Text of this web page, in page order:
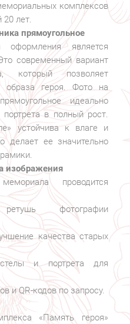
комплексов
20 лет.
прямоугольное
оформления является
современный вариант
который позволяет
образа героя. Фото на
идеально
в полный рост.
устойчива к влаге и
делает ее значительно
изображения
проводится
ретушь фотографии
качества старых
и портрета для
и QR-кодов по запросу.
«Память героя»